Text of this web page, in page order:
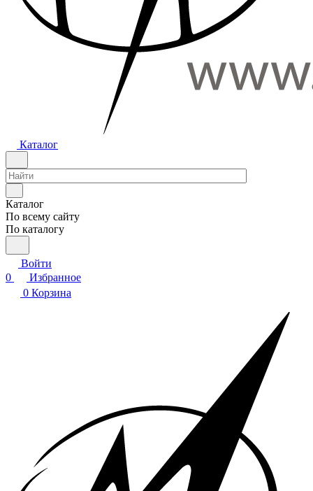
Каталог
Каталог
По всему сайту
По каталогу
Войти
0
Избранное
0 Корзина